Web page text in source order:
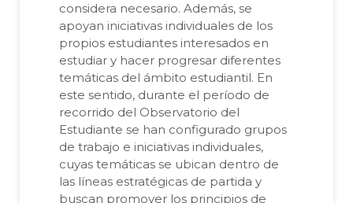
considera necesario. Además, se
apoyan iniciativas individuales de los
propios estudiantes interesados en
estudiar y hacer progresar diferentes
temáticas del ámbito estudiantil. En
este sentido, durante el período de
recorrido del Observatorio del
Estudiante se han configurado grupos
de trabajo e iniciativas individuales,
cuyas temáticas se ubican dentro de
las líneas estratégicas de partida y
buscan promover los principios de